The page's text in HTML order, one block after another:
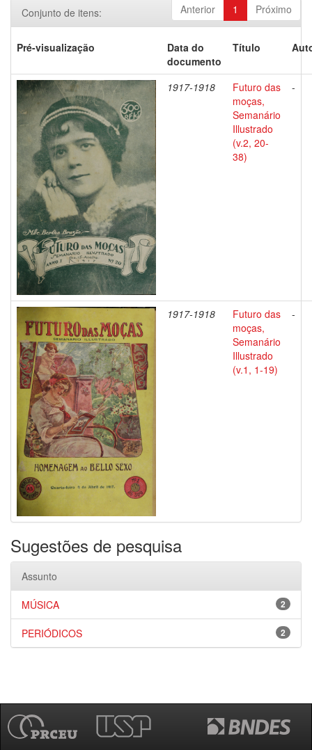
Anterior 1 Próximo
Conjunto de itens:
Pré-visualização
Data do
documento
Título
1917-1918
Futuro das
moças,
Semanário
Illustrado
(v.2, 20-
38)
-
1917-1918
Futuro das
moças,
Semanário
Illustrado
(v.1, 1-19)
-
Sugestões de pesquisa
Assunto
2
MÚSICA
2
PERIÓDICOS